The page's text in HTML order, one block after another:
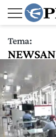
Tema:
NEWSAN